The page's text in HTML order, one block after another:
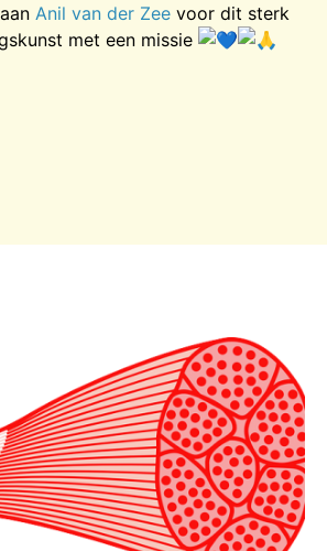
Anil van der Zee voor dit sterk
met een missie